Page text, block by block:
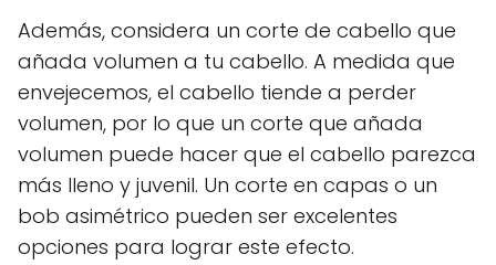
Además, considera un corte de cabello que
añada volumen a tu cabello. A medida que
envejecemos, el cabello tiende a perder
volumen, por lo que un corte que añada
volumen puede hacer que el cabello parezca
más lleno y juvenil. Un corte en capas o un
bob asimétrico pueden ser excelentes
opciones para lograr este efecto.